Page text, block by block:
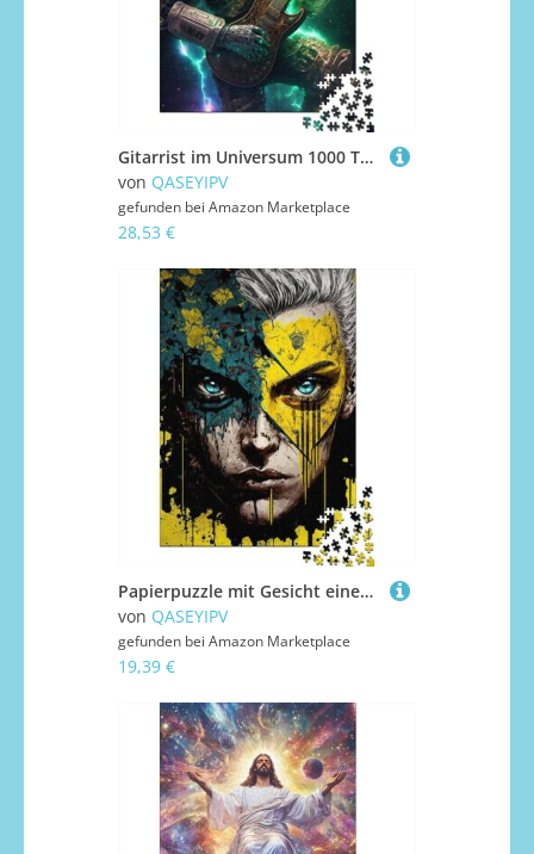
Gitarrist im Universum 1000 Teile Puzzle für Erwachsene und Jugendliche, Holzpuzzle für Familienspaß und Spielabende, 1000 Teile (75x50cm)
von QASEYIPV
gefunden bei Amazon Marketplace
28,53 €
Papierpuzzle mit Gesicht eines Helden, 1000 Teile, für Erwachsene, Lernspiel, Herausforderung, Weihnachtsgeschenk, 1000 Teile (38 x 26 cm)
von QASEYIPV
gefunden bei Amazon Marketplace
19,39 €